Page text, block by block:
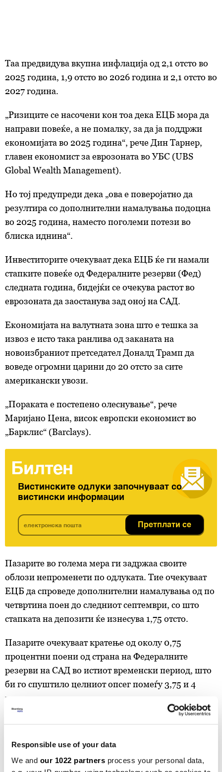
Responsible use of your data
We and our 1022 partners process your personal data,
Таа предвидува вкупна инфлација од 2,1 отсто во
2025 година, 1,9 отсто во 2026 година и 2,1 отсто во
2027 година.
„Ризиците се насочени кон тоа дека ЕЦБ мора да
направи повеќе, а не помалку, за да ја поддржи
економијата во 2025 година“, рече Дин Тарнер,
главен економист за еврозоната во УБС (UBS
Global Wealth Management).
Но тој предупреди дека „ова е поверојатно да
резултира со дополнителни намалувања подоцна
во 2025 година, наместо поголеми потези во
блиска иднина“.
Инвеститорите очекуваат дека ЕЦБ ќе ги намали
стапките повеќе од Федералните резерви (Фед)
следната година, бидејќи се очекува растот во
еврозоната да заостанува зад оној на САД.
Економијата на валутната зона што е тешка за
извоз е исто така ранлива од заканата на
новоизбраниот претседател Доналд Трамп да
воведе огромни царини до 20 отсто за сите
американски увози.
„Пораката е постепено олеснување“, рече
Маријано Цена, висок европски економист во
„Барклис“ (Barclays).
Билтен
Вистинските одлуки започнуваат со
вистински информации
Претплати се
Пазарите во голема мера ги задржаа своите
облози непроменети по одлуката. Тие очекуваат
ЕЦБ да спроведе дополнителни намалувања од по
четвртина поен до следниот септември, со што
стапката на депозити ќе изнесува 1,75 отсто.
Пазарите очекуваат кратење од околу 0,75
процентни поени од страна на Федералните
резерви на САД во истиот временски период, што
би го спуштило целниот опсег помеѓу 3,75 и 4
проценти.
НАМАЛУВАЊЕ
ОДЛУКА